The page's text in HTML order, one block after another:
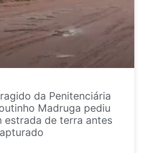
da Penitenciária
Madruga pediu
estrada de terra antes